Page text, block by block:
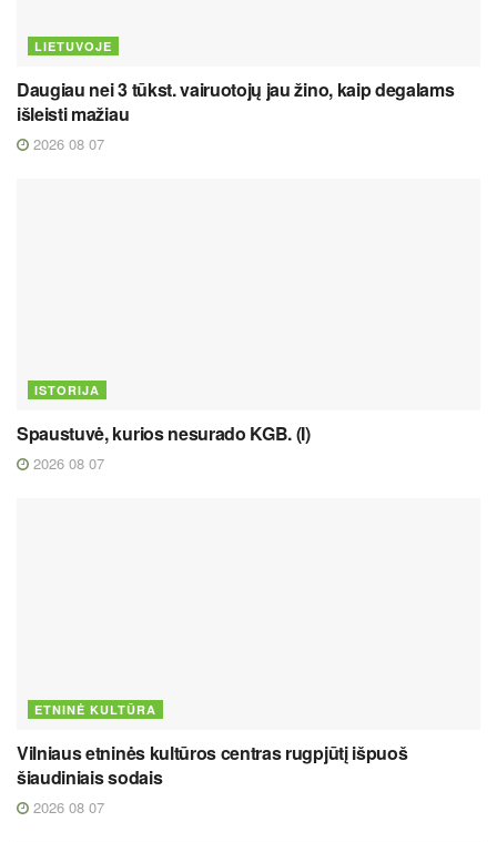
LIETUVOJE
Daugiau nei 3 tūkst. vairuotojų jau žino, kaip degalams
išleisti mažiau
2026 08 07
ISTORIJA
Spaustuvė, kurios nesurado KGB. (I)
2026 08 07
ETNINĖ KULTŪRA
Vilniaus etninės kultūros centras rugpjūtį išpuoš
šiaudiniais sodais
2026 08 07